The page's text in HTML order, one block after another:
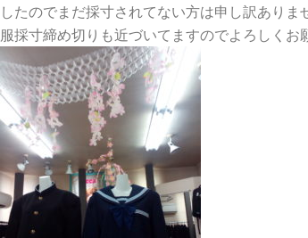
したのでまだ採寸されてない方は申し訳あり
服採寸締め切りも近づいてますのでよろしくお